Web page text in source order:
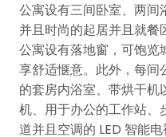
公寓设有三间卧室、两间
并且时尚的起居并且就餐
公寓设有落地窗，可饱览
享舒适惬意。此外，每间
的套房内浴室、带烘干
机、用于办公的工作站
道并且空调的 LED 智能电